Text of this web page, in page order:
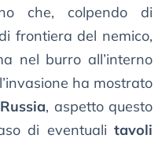
che, colpendo di
frontiera del nemico,
nel burro all’interno
ha mostrato
, aspetto questo
di eventuali tavoli